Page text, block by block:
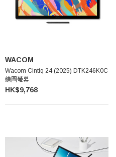
WACOM
Wacom Cintiq 24 (2025) DTK246K0C
繪圖螢幕
HK$9,768